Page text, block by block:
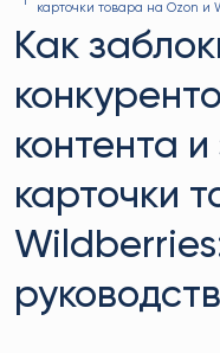
карточки товара на Ozon и
Как
контента
карточки